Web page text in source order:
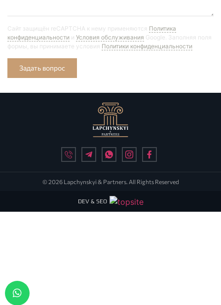
Сайт защищён reCAPTCHA к нему применяются Политика
конфиденциальности и Условия обслуживания Google. Заполняя поля
формы, вы принимаете условия Политики конфиденциальности
Задать вопрос
© 2026 Lapchynskyi & Partners. All Rights Reserved
DEV & SEO